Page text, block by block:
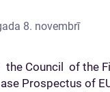
8. novembrī
the Council of the
Prospectus of